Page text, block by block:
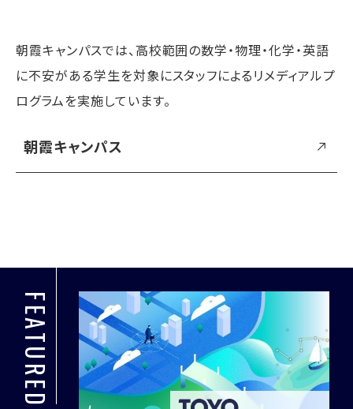
朝霞キャンパスでは、高校範囲の数学・物理・化学・英語
に不安がある学生を対象にスタッフによるリメディアルプ
ログラムを実施しています。
朝霞キャンパス
FEATURED